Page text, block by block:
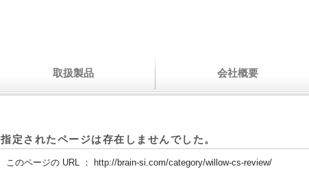
取扱製品 会社概要
指定されたページは存在しませんでした。
このページの URL ： http://brain-si.com/category/willow-cs-review/